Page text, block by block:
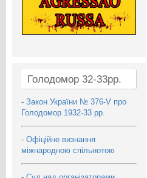
Голодомор 32-33рр.
- Закон України № 376-V про
Голодомор 1932-33 рр.
- Офіційне визнання
міжнародною спільнотою